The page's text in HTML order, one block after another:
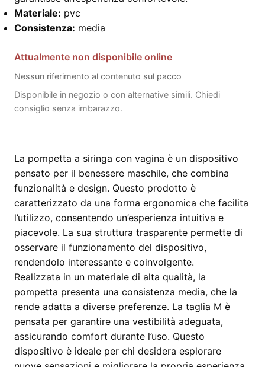
Materiale: pvc
Consistenza: media
Attualmente non disponibile online
Nessun riferimento al contenuto sul pacco
Disponibile in negozio o con alternative simili. Chiedi
consiglio senza imbarazzo.
La pompetta a siringa con vagina è un dispositivo
pensato per il benessere maschile, che combina
funzionalità e design. Questo prodotto è
caratterizzato da una forma ergonomica che facilita
l’utilizzo, consentendo un’esperienza intuitiva e
piacevole. La sua struttura trasparente permette di
osservare il funzionamento del dispositivo,
rendendolo interessante e coinvolgente.
Realizzata in un materiale di alta qualità, la
pompetta presenta una consistenza media, che la
rende adatta a diverse preferenze. La taglia M è
pensata per garantire una vestibilità adeguata,
assicurando comfort durante l’uso. Questo
dispositivo è ideale per chi desidera esplorare